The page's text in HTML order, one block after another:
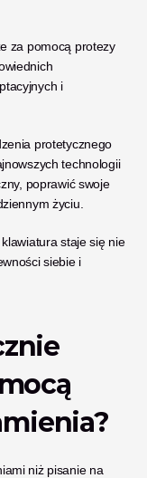
za pomocą protezy
i
protetycznego
technologii
poprawić swoje
życiu.
staje się nie
siebie i
niż pisanie na